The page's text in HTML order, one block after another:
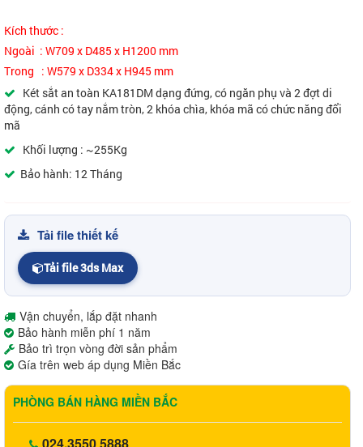
Kích thước :
Ngoài : W709 x D485 x H1200 mm
Trong : W579 x D334 x H945 mm
Két sắt an toàn KA181DM dạng đứng, có ngăn phụ và 2 đợt di
động, cánh có tay nắm tròn, 2 khóa chìa, khóa mã có chức năng đổi
mã
Khối lượng : ~255Kg
Bảo hành: 12 Tháng
Tải file thiết kế
Tải file 3ds Max
Vận chuyển, lắp đặt nhanh
Bảo hành miễn phí 1 năm
Bảo trì trọn vòng đời sản phẩm
Gía trên web áp dụng Miền Bắc
PHÒNG BÁN HÀNG MIỀN BẮC